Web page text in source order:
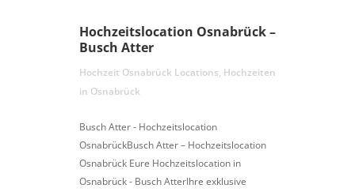
Hochzeitslocation Osnabrück –
Busch Atter
Hochzeit Osnabrück Locations, Hochzeiten
in Osnabrück
Busch Atter - Hochzeitslocation
OsnabrückBusch Atter – Hochzeitslocation
Osnabrück Eure Hochzeitslocation in
Osnabrück - Busch AtterIhre exklusive